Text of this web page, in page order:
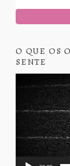
O QUE OS
SENTE
de
vídeo